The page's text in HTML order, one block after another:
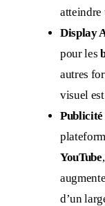
atteindre
Display
pour les
autres
visuel
Publicité
YouTube
d’un